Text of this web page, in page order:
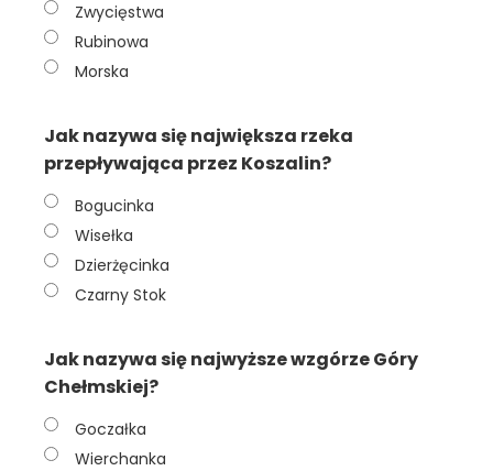
Zwycięstwa
Rubinowa
Morska
Jak nazywa się największa rzeka
przepływająca przez Koszalin?
Bogucinka
Wisełka
Dzierżęcinka
Czarny Stok
Jak nazywa się najwyższe wzgórze Góry
Chełmskiej?
Goczałka
Wierchanka